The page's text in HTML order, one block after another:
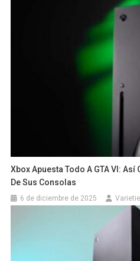
Xbox Apuesta Todo A GTA VI:
De Sus Consolas
6 de diciembre de 2025